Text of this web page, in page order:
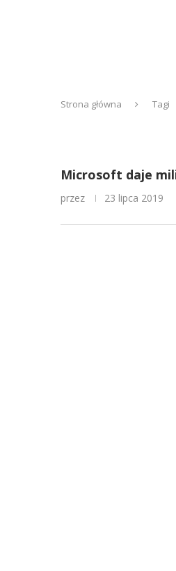
Strona główna Tagi
Microsoft daje
przez 23 lipca 2019